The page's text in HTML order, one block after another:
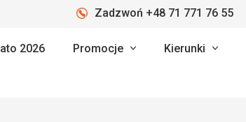
Zadzwoń +48 71 771 76 55
2026 Promocje Kierunki